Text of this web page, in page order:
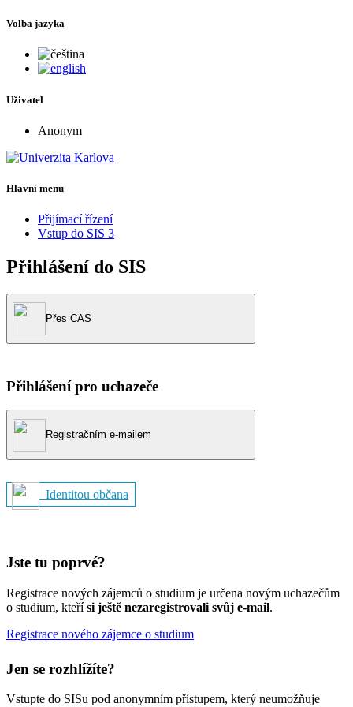
Volba jazyka
Uživatel
Anonym
Hlavní menu
Přijímací řízení
Vstup do SIS 3
Přihlášení do SIS
Přes CAS
Přihlášení pro uchazeče
Registračním e-mailem
Identitou občana
Jste tu poprvé?
Registrace nových zájemců o studium je určena novým uchazečům
o studium, kteřísi ještě nezaregistrovali svůj e-mail.
Registrace nového zájemce o studium
Jen se rozhlížíte?
Vstupte do SISu pod anonymním přístupem, který neumožňuje